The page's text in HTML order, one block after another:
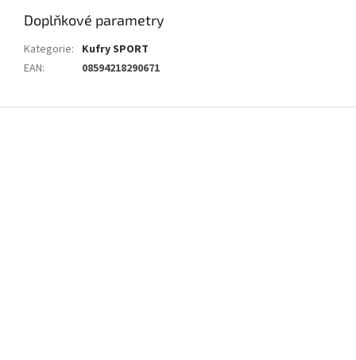
Doplňkové parametry
Kategorie: Kufry SPORT
EAN: 08594218290671